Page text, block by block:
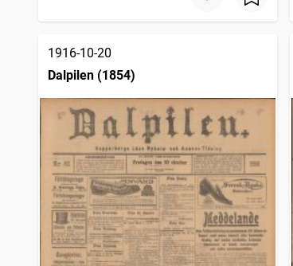
1916-10-20
Dalpilen (1854)